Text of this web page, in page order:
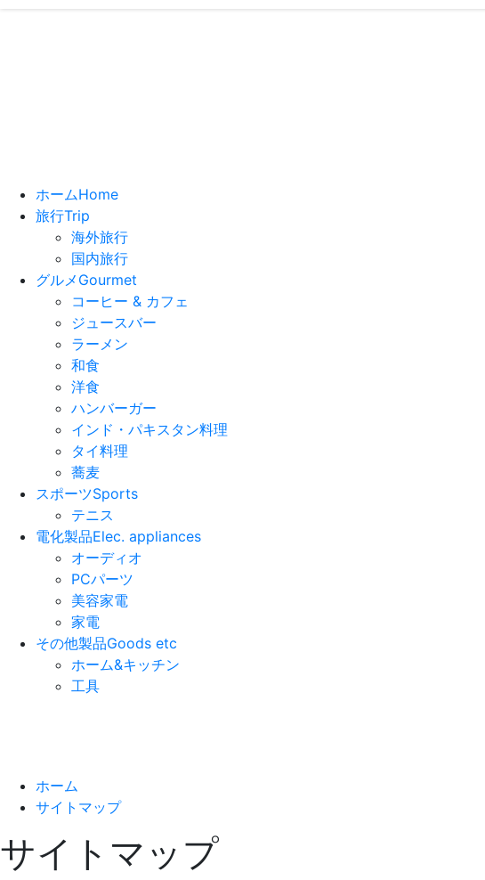
ホームHome
旅行Trip
海外旅行
国内旅行
グルメ Gourmet
コーヒー & カフェ
ジュースバー
ラーメン
和食
洋食
ハンバーガー
インド・パキスタン料理
タイ料理
蕎麦
スポーツSports
テニス
電化製品Elec. appliances
オーディオ
PCパーツ
美容家電
家電
その他製品Goods etc
ホーム&キッチン
工具
ホーム
サイトマップ
サイトマップ